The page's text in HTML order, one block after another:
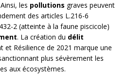
les pollutions graves peuvent
des articles L.216-6
2 (atteinte à la faune piscicole)
. La création du délit
et Résilience de 2021 marque une
plus sévèrement les
aux écosystèmes.